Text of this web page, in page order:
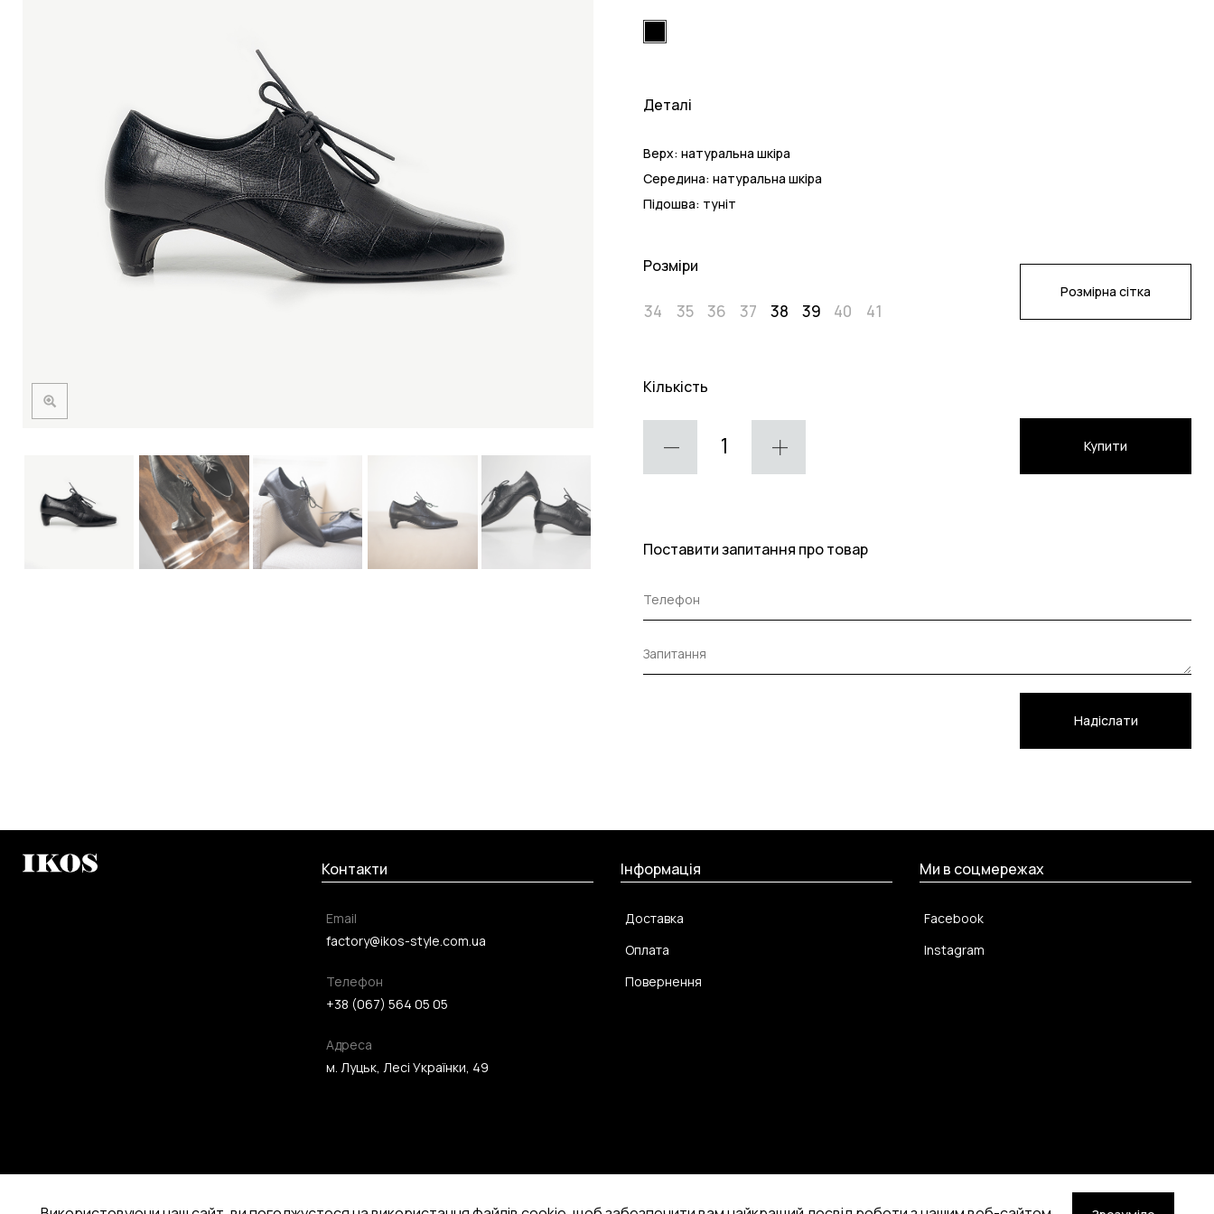
Деталі
Верх: натуральна шкіра
Середина: натуральна шкіра
Підошва: туніт
Розміри
34 35 36 37 38 39 40 41
Розмірна сітка
Кількість
Купити
Поставити запитання про товар
Надіслати
Ми в соцмережах
Facebook
Instagram
Контакти
Email
factory@ikos-style.com.ua
Телефон
+38 (067) 564 05 05
Адреса
м. Луцьк, Лесі Українки, 49
Інформація
Доставка
Оплата
Повернення